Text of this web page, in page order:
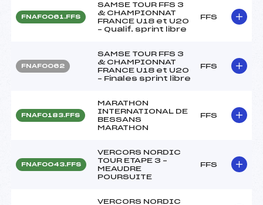
FNAF0061.FFS
SAMSE TOUR FFS 3
& CHAMPIONNAT
FRANCE U18 et U20
– Qualif. sprint libre
FFS
FNAF0062
SAMSE TOUR FFS 3
& CHAMPIONNAT
FRANCE U18 et U20
– Finales sprint libre
FFS
FNAF0183.FFS
MARATHON
INTERNATIONAL DE
BESSANS
MARATHON
FFS
FNAF0043.FFS
VERCORS NORDIC
TOUR ETAPE 3 –
MEAUDRE
POURSUITE
FFS
VERCORS NORDIC